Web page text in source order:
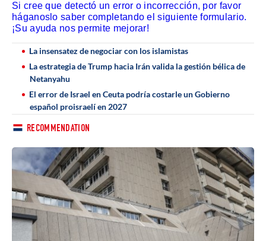
Si cree que detectó un error o incorrección, por favor
háganoslo saber completando el siguiente formulario.
¡Su ayuda nos permite mejorar!
La insensatez de negociar con los islamistas
La estrategia de Trump hacia Irán valida la gestión bélica de
Netanyahu
El error de Israel en Ceuta podría costarle un Gobierno
español proisraelí en 2027
RECOMMENDATION